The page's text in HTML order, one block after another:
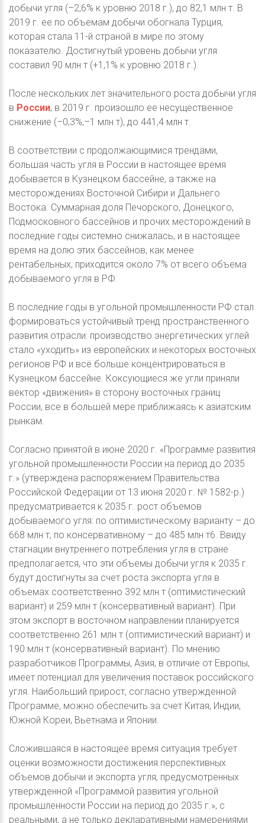
добычи угля (–2,6% к уровню 2018 г.), до 82,1 млн т. В
2019 г. ее по объемам добычи обогнала Турция,
которая стала 11-й страной в мире по этому
показателю. Достигнутый уровень добычи угля
составил 90 млн т (+1,1% к уровню 2018 г.).
После нескольких лет значительного роста добычи угля
в России, в 2019 г. произошло ее несущественное
снижение (–0,3%,–1 млн т), до 441,4 млн т.
В соответствии с продолжающимися трендами,
большая часть угля в России в настоящее время
добывается в Кузнецком бассейне, а также на
месторождениях Восточной Сибири и Дальнего
Востока. Суммарная доля Печорского, Донецкого,
Подмосковного бассейнов и прочих месторождений в
последние годы системно снижалась, и в настоящее
время на долю этих бассейнов, как менее
рентабельных, приходится около 7% от всего объема
добываемого угля в РФ.
В последние годы в угольной промышленности РФ стал
формироваться устойчивый тренд пространственного
развития отрасли: производство энергетических углей
стало «уходить» из европейских и некоторых восточных
регионов РФ и всё больше концентрироваться в
Кузнецком бассейне. Коксующиеся же угли приняли
вектор «движения» в сторону восточных границ
России, все в большей мере приближаясь к азиатским
рынкам.
Согласно принятой в июне 2020 г. «Программе развития
угольной промышленности России на период до 2035
г.» (утверждена распоряжением Правительства
Российской Федерации от 13 июня 2020 г. № 1582-р.)
предусматривается к 2035 г. рост объемов
добываемого угля: по оптимистическому варианту – до
668 млн т, по консервативному – до 485 млн т6. Ввиду
стагнации внутреннего потребления угля в стране
предполагается, что эти объемы добычи угля к 2035 г.
будут достигнуты за счет роста экспорта угля в
объемах соответственно 392 млн т (оптимистический
вариант) и 259 млн т (консервативный вариант). При
этом экспорт в восточном направлении планируется
соответственно 261 млн т (оптимистический вариант) и
190 млн т (консервативный вариант). По мнению
разработчиков Программы, Азия, в отличие от Европы,
имеет потенциал для увеличения поставок российского
угля. Наибольший прирост, согласно утвержденной
Программе, можно обеспечить за счет Китая, Индии,
Южной Кореи, Вьетнама и Японии.
Сложившаяся в настоящее время ситуация требует
оценки возможности достижения перспективных
объемов добычи и экспорта угля, предусмотренных
утвержденной «Программой развития угольной
промышленности России на период до 2035 г.», с
реальными, а не только декларативными намерениями